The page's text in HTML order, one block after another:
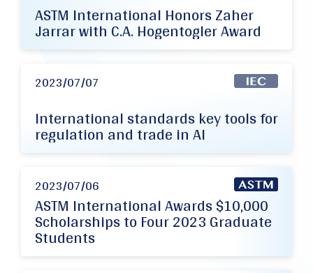
ASTM International Honors Zaher
Jarrar with C.A. Hogentogler Award
2023/07/07
International standards key tools for
regulation and trade in AI
2023/07/06
ASTM International Awards $10,000
Scholarships to Four 2023 Graduate
Students